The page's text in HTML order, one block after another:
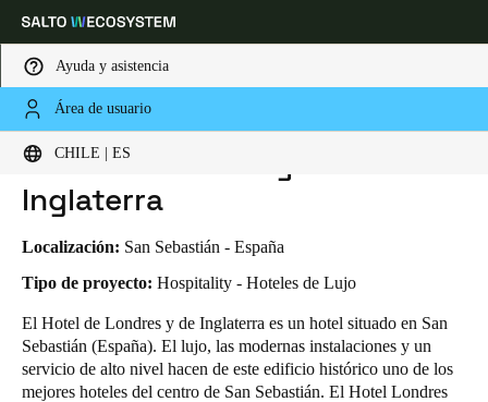
Ayuda y asistencia
Área de usuario
CHILE | ES
Elija su ubicación y configuración de idioma
Global
Chile Español
Mexico
Español
HOME INDUSTRIAS
HOTEL DE LONDRES Y DE INGLATERRA
Hotel de Londres y de
Inglaterra
Localización: San Sebastián - España
Tipo de proyecto: Hospitality - Hoteles de Lujo
El Hotel de Londres y de Inglaterra es un hotel situado en San
Sebastián (España). El lujo, las modernas instalaciones y un
servicio de alto nivel hacen de este edificio histórico uno de los
mejores hoteles del centro de San Sebastián. El Hotel Londres